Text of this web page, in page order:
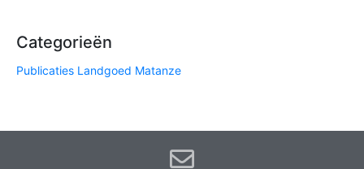
Categorieën
Publicaties Landgoed Matanze